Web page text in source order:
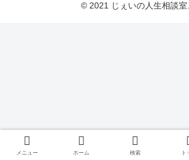
© 2021 じぇいの人生相談室.
メニュー ホーム 検索 ト